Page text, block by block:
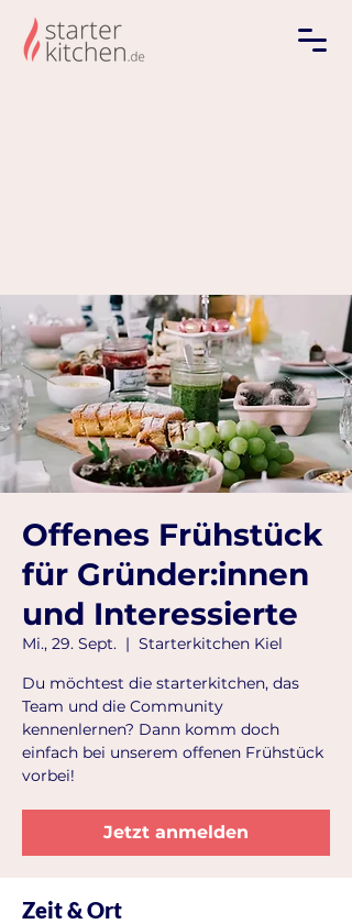
Offenes Frühstück
für Gründer:innen
und Interessierte
Mi., 29. Sept.
  |
Starterkitchen Kiel
Du möchtest die starterkitchen, das
Team und die Community
kennenlernen? Dann komm doch
einfach bei unserem offenen Frühstück
vorbei!
Jetzt anmelden
Zeit & Ort